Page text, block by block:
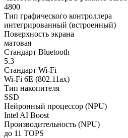
4800
Тип графического контроллера
интегрированный (встроенный)
Поверхность экрана
матовая
Стандарт Bluetooth
5.3
Стандарт Wi-Fi
Wi-Fi 6E (802.11ax)
Тип накопителя
SSD
Нейронный процессор (NPU)
Intel AI Boost
Производительность (NPU)
до 11 TOPS